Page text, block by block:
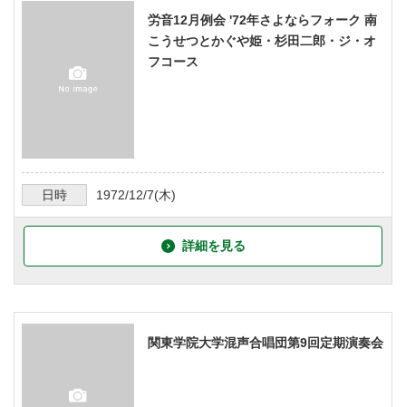
労音12月例会 '72年さよならフォーク 南
こうせつとかぐや姫・杉田二郎・ジ・オ
フコース
日時 1972/12/7(木)
詳細を見る
関東学院大学混声合唱団第9回定期演奏会